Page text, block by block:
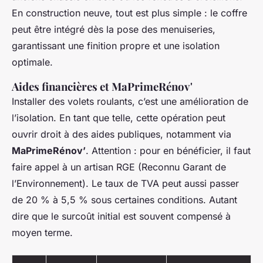
En construction neuve, tout est plus simple : le coffre
peut être intégré dès la pose des menuiseries,
garantissant une finition propre et une isolation
optimale.
Aides financières et MaPrimeRénov'
Installer des volets roulants, c’est une amélioration de
l’isolation. En tant que telle, cette opération peut
ouvrir droit à des aides publiques, notamment via
MaPrimeRénov’. Attention : pour en bénéficier, il faut
faire appel à un artisan RGE (Reconnu Garant de
l’Environnement). Le taux de TVA peut aussi passer
de 20 % à 5,5 % sous certaines conditions. Autant
dire que le surcoût initial est souvent compensé à
moyen terme.